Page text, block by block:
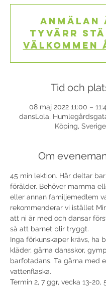
Anmälan
tyvärr
Välkommen
Tid och
08 maj 2022 11:00 –
dansLola,
Köping, Sverige
Om
45 min lektion. Här deltar
förälder. Behöver mamma
eller annan familjemedlem
rekommenderar vi istället
att ni är med och dansar
så att barnet blir tryggt.
Inga förkunskaper krävs, ha
kläder, gärna dansskor,
barfotadans. Ta gärna med
vattenflaska.
Termin 2, 7 ggr, vecka 13-20,